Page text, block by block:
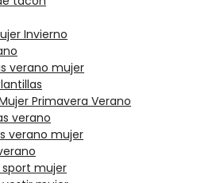
Invierno
verano mujer
Primavera Verano
verano
verano mujer
sport mujer